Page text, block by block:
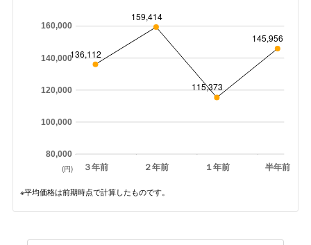
３年前 ２年前 １年前 半年前
80,000
100,000
120,000
140,000
160,000
136,112
159,414
115,373
145,956
(円)
※平均価格は前期時点で計算したものです。